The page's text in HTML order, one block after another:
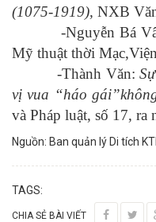
(1075-1919), NXB
-Nguyễn Bá
Mỹ thuật thời
-Thành Văn:
vị vua “háo
và Pháp luật, số 17, ra
Nguồn: Ban quản lý Di tích
TAGS:
CHIA SẺ BÀI VIẾT